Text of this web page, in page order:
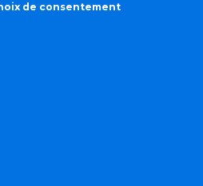
de consentement